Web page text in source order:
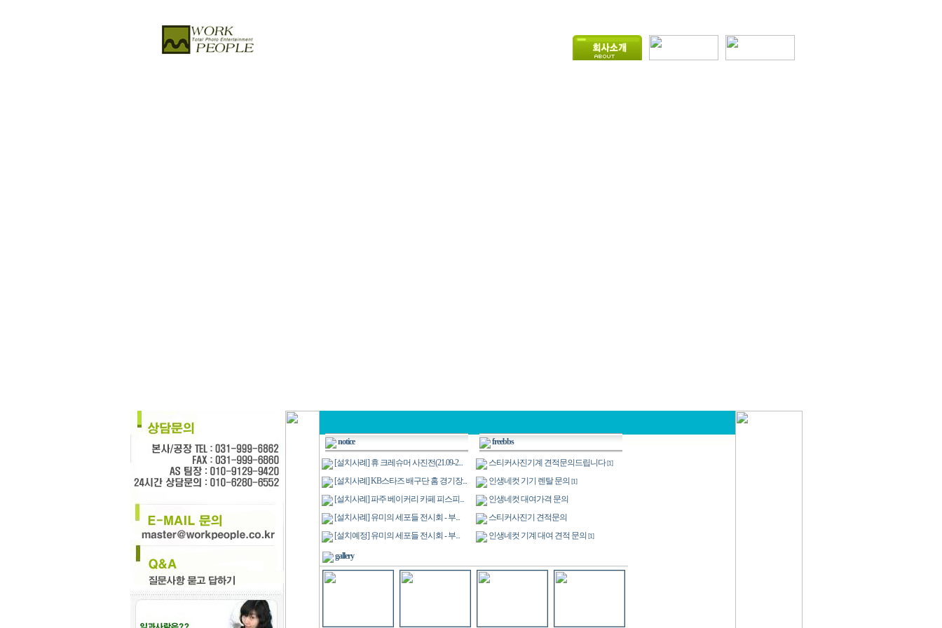
notice
[설치사례] 휴 크레슈머 사진전(21.09-2...
[설치사례] KB스타즈 배구단 홈 경기장...
[설치사례] 파주 베이커리 카페 피스피...
[설치사례] 유미의 세포들 전시회 - 부...
[설치예정] 유미의 세포들 전시회 - 부...
freebbs
스티커사진기계 견적문의드립니다 [1]
인생네컷 기기 렌탈 문의 [1]
인생네컷 대여가격 문의
스티커사진기 견적문의
인생네컷 기계 대여 견적 문의 [1]
gallery